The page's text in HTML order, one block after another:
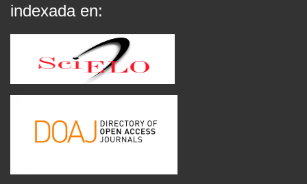
indexada en: